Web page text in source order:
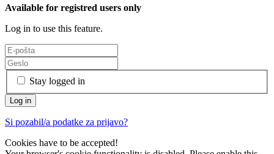
Available for registred users only
Log in to use this feature.
Stay logged in
Si pozabil/a podatke za prijavo?
Cookies have to be accepted!